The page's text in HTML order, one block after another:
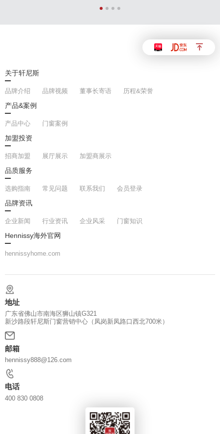
关于轩尼斯
品牌介绍 品牌视频 董事长寄语
历程&荣誉
产品&案例
产品中心
门窗案例
加盟投资
招商加盟 展厅展示
加盟商展示
品质服务
选购指南 常见问题 联系我们
会员登录
品牌资讯
企业新闻 行业资讯 企业风采
门窗知识
Hennissy海外官网
hennissyhome.com
地址
广东省佛山市南海区狮山镇G321
新沙路段轩尼斯门窗营销中心（凤岗新凤路口西北700米）
邮箱
hennissy888@126.com
电话
400 830 0808